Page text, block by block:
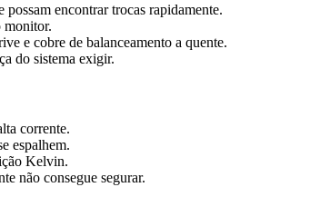
possam encontrar trocas rapidamente.
monitor.
e cobre de balanceamento a quente.
do sistema exigir.
corrente.
espalhem.
Kelvin.
não consegue segurar.